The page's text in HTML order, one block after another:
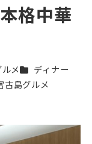
한국어
格中華
リー
ルメカテゴリー
ディナー
リー
古島グルメ